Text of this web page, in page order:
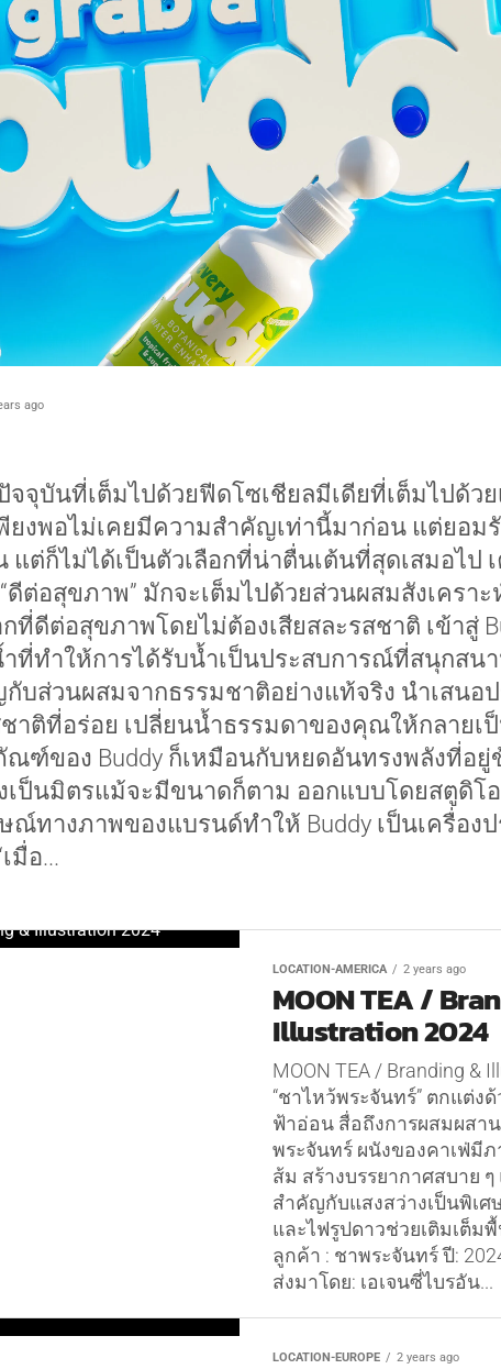
ago
จจุบันที่เต็มไปด้วยฟีดโซเชียลมีเดียที่เต็มไปด้ว
ยงพอไม่เคยมีความสำคัญเท่านี้มาก่อน แต่ยอมรั
แต่ก็ไม่ได้เป็นตัวเลือกที่น่าตื่นเต้นที่สุดเสมอไป
ดีต่อสุขภาพ” มักจะเต็มไปด้วยส่วนผสมสังเครา
ที่ดีต่อสุขภาพโดยไม่ต้องเสียสละรสชาติ เข้าสู่
ที่ทำให้การได้รับน้ำเป็นประสบการณ์ที่สนุกสนา
บส่วนผสมจากธรรมชาติอย่างแท้จริง นำเสนอ
าติที่อร่อย เปลี่ยนน้ำธรรมดาของคุณให้กลายเ
ฑ์ของ Buddy ก็เหมือนกับหยดอันทรงพลังที่อยู่
เป็นมิตรแม้จะมีขนาดก็ตาม ออกแบบโดยสตูดิโ
ษณ์ทางภาพของแบรนด์ทำให้ Buddy เป็นเครื่อ
มื่อ...
LOCATION-AMERICA 2 years ago
MOON TEA /
Illustration 2024
MOON TEA / Branding &
“ชาไหว้พระจันทร์” ตกแต่ง
ฟ้าอ่อน สื่อถึงการผสมผสา
พระจันทร์ ผนังของคาเฟ่มี
ส้ม สร้างบรรยากาศสบาย
สำคัญกับแสงสว่างเป็นพิเศ
และไฟรูปดาวช่วยเติมเต็
ลูกค้า : ชาพระจันทร์ ปี:
ส่งมาโดย: เอเจนซี่ไบรอัน...
LOCATION-EUROPE 2 years ago